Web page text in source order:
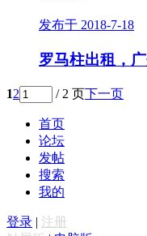
发布于 2018-7-18
罗马柱出租，
12 / 2 页下一页
首页
论坛
发帖
搜索
我的
登录 | 注册